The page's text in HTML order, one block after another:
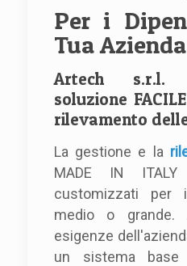
Per i
Tua Azienda
Artech s.r.l.
soluzione
rilevamento
La gestione e la
MADE IN
customizzati per
medio o grande.
esigenze
un sistema base